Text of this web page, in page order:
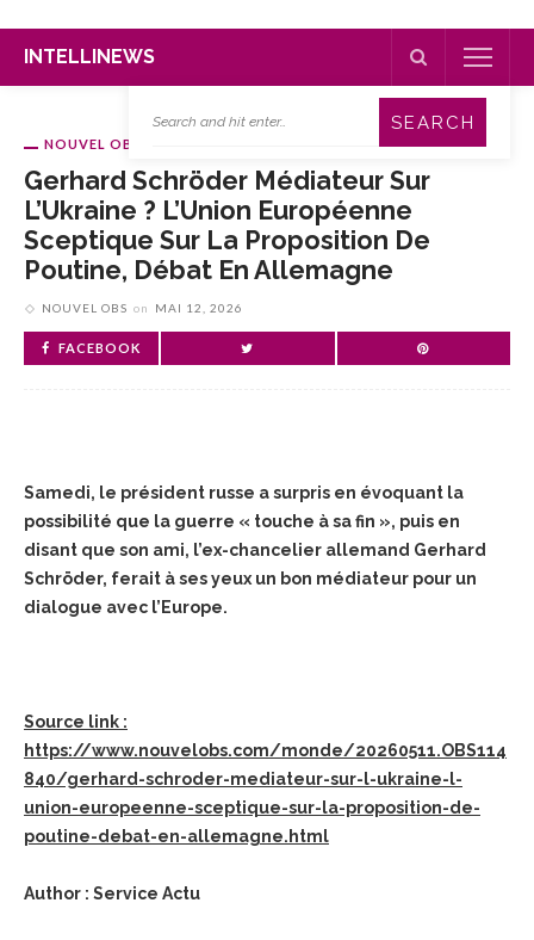
INTELLINEWS
NOUVEL OBS
Gerhard Schröder Médiateur Sur
L’Ukraine ? L’Union Européenne
Sceptique Sur La Proposition De
Poutine, Débat En Allemagne
NOUVEL OBS on MAI 12, 2026
FACEBOOK
Samedi, le président russe a surpris en évoquant la
possibilité que la guerre « touche à sa fin », puis en
disant que son ami, l’ex-chancelier allemand Gerhard
Schröder, ferait à ses yeux un bon médiateur pour un
dialogue avec l’Europe.
Source link :
https://www.nouvelobs.com/monde/20260511.OBS114
840/gerhard-schroder-mediateur-sur-l-ukraine-l-
union-europeenne-sceptique-sur-la-proposition-de-
poutine-debat-en-allemagne.html
Author : Service Actu